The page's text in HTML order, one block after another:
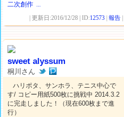
二次創作 ...
| 更新日:2016/12/28 | ID:12573 |報告
sweet alyssum
桐川さん
ハリポタ、サンホラ、テニス中心で
す/ コピー用紙500枚に挑戦中 2014.3.2
に完走しました！（現在600枚まで進
行）